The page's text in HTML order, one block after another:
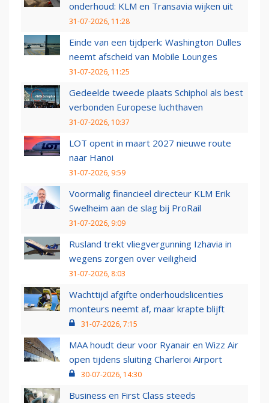
onderhoud: KLM en Transavia wijken uit
31-07-2026, 11:28
Einde van een tijdperk: Washington Dulles
neemt afscheid van Mobile Lounges
31-07-2026, 11:25
Gedeelde tweede plaats Schiphol als best
verbonden Europese luchthaven
31-07-2026, 10:37
LOT opent in maart 2027 nieuwe route
naar Hanoi
31-07-2026, 9:59
Voormalig financieel directeur KLM Erik
Swelheim aan de slag bij ProRail
31-07-2026, 9:09
Rusland trekt vliegvergunning Izhavia in
wegens zorgen over veiligheid
31-07-2026, 8:03
Wachttijd afgifte onderhoudslicenties
monteurs neemt af, maar krapte blijft
31-07-2026, 7:15
MAA houdt deur voor Ryanair en Wizz Air
open tijdens sluiting Charleroi Airport
30-07-2026, 14:30
Business en First Class steeds